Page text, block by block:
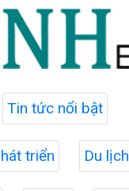
Tin tức nổi bật
triển Du lịch